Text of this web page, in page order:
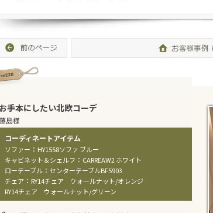
お手本にしたい北欧コーデ
島様
ソファー ： HY1558ソファ ブルー
キャビネット＆シェルフ ： CARREAW2 ホワイト
ローテーブル ： センターテーブルBF5903
チェア ： RY14チェア ウォールナット/オレンジ
RY14チェア ウォールナット/グリーン